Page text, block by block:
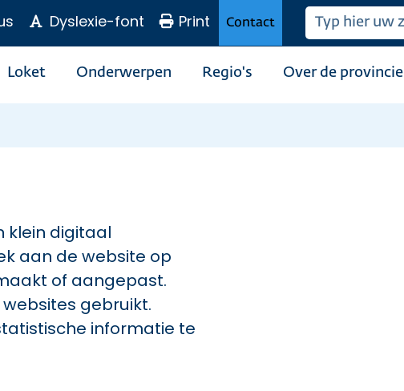
Dyslexie-font Print Contact
Loket Onderwerpen Regio's Over de provincie
klein digitaal
aan de website op
of aangepast.
gebruikt.
informatie te